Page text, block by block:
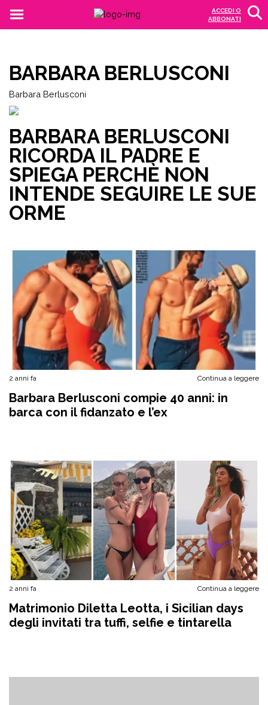
ACCEDI O
ABBONATI
BARBARA BERLUSCONI
Barbara Berlusconi
BARBARA BERLUSCONI
RICORDA IL PADRE E
SPIEGA PERCHÈ NON
INTENDE SEGUIRE LE SUE
ORME
2 anni fa Continua a leggere
Barbara Berlusconi compie 40 anni: in
barca con il fidanzato e l’ex
2 anni fa Continua a leggere
Matrimonio Diletta Leotta, i Sicilian days
degli invitati tra tuffi, selfie e tintarella